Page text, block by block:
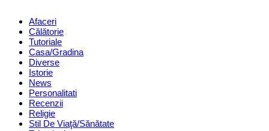
Menu Afaceri
Călătorie
Tutoriale
Casa/Gradina
Diverse
Istorie
News
Personalitati
Recenzii
Religie
Stil De Viaţă/Sănătate